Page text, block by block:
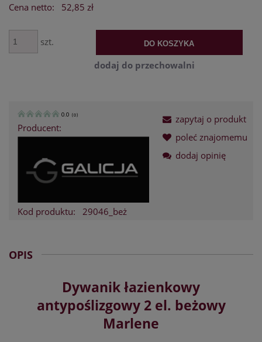
Cena netto: 52,85 zł
szt. DO KOSZYKA
dodaj do przechowalni
0.0 (0)
Producent:
Kod produktu: 29046_beż
zapytaj o produkt
poleć znajomemu
dodaj opinię
OPIS
Dywanik łazienkowy
antypoślizgowy 2 el. beżowy
Marlene